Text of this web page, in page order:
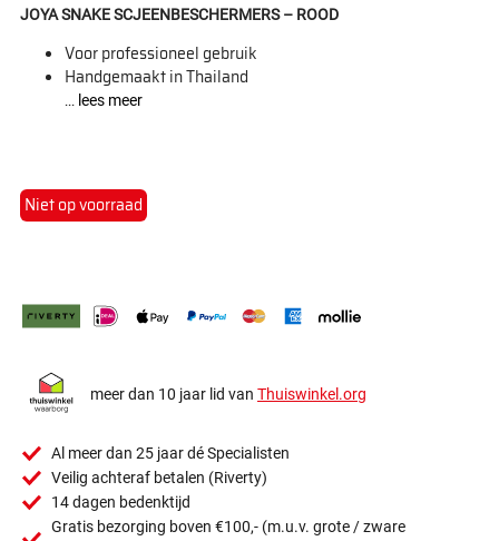
de
gallerij
de
gallerij
JOYA SNAKE SCJEENBESCHERMERS – ROOD
Voor professioneel gebruik
Handgemaakt in Thailand
... lees meer
Niet op voorraad
meer dan 10 jaar lid van Thuiswinkel.org
Al meer dan 25 jaar dé Specialisten
Veilig achteraf betalen (Riverty)
14 dagen bedenktijd
Gratis bezorging boven €100,- (m.u.v. grote / zware